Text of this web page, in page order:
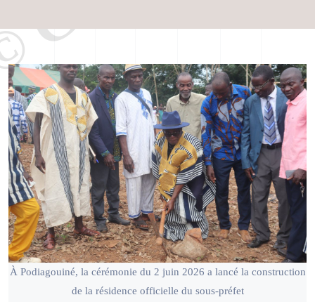
À Podiagouiné, la cérémonie du 2 juin 2026 a lancé la construction
de la résidence officielle du sous-préfet